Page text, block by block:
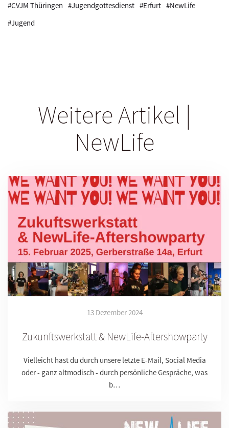
#CVJM Thüringen #Jugendgottesdienst #Erfurt #NewLife
#Jugend
Weitere Artikel |
NewLife
13 Dezember 2024
Zukunftswerkstatt & NewLife-Aftershowparty
Vielleicht hast du durch unsere letzte E-Mail, Social Media
oder - ganz altmodisch - durch persönliche Gespräche, was
b…